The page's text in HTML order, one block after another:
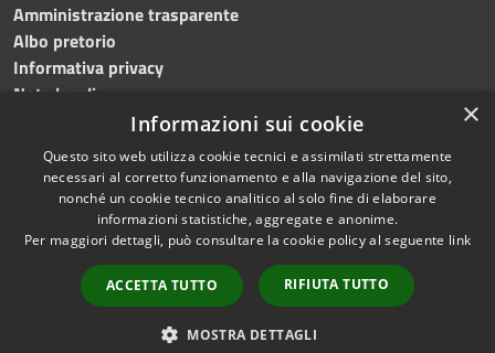
Amministrazione trasparente
Albo pretorio
Informativa privacy
Note legali
Dichiarazione di accessibilità
Accessibilità
Copyright © 2026 • Comune di
Roncade • Powered by
Municipium•
Accesso
redazione
×
Informazioni sui cookie
Questo sito web utilizza cookie tecnici e assimilati strettamente
necessari al corretto funzionamento e alla navigazione del sito,
nonché un cookie tecnico analitico al solo fine di elaborare
informazioni statistiche, aggregate e anonime.
Per maggiori dettagli, può consultare la cookie policy al seguente link
ACCETTA TUTTO RIFIUTA TUTTO
MOSTRA DETTAGLI